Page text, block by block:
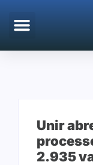
Unir
2.935